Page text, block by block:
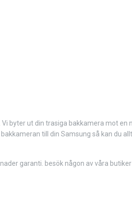
byter ut din trasiga bakkamera mot en
till din Samsung så kan du
garanti. besök någon av våra